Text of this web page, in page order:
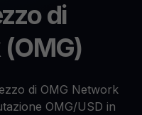
di
di OMG Network
OMG/USD in